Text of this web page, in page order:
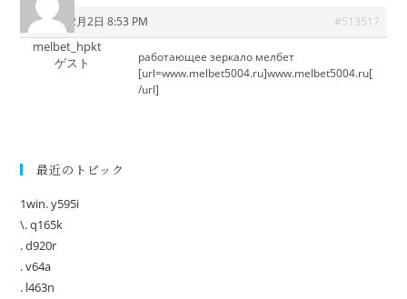
2025年12月2日 8:53 PM #513517
melbet_hpkt
ゲスト
работающее зеркало мелбет
[url=www.melbet5004.ru]www.melbet5004.ru[
/url]
最近のトピック
1win. y595i
\. q165k
. d920r
. v64a
. l463n